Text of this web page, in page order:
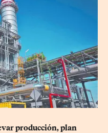
producción, plan